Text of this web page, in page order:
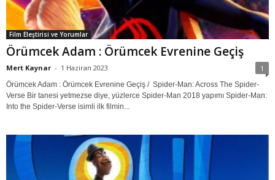
Film Eleştirisi ve Yorumlar
Örümcek Adam : Örümcek Evrenine Geçiş
Mert Kaynar - 1 Haziran 2023 1
Örümcek Adam : Örümcek Evrenine Geçiş / Spider-Man: Across The Spider-
Verse Bir tanesi yetmezse diye, yüzlerce Spider-Man 2018 yapımı Spider-Man:
Into the Spider-Verse isimli ilk filmin...